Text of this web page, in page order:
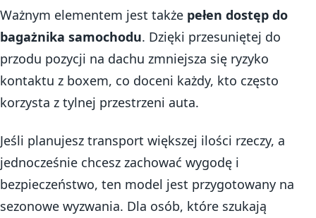
Ważnym elementem jest także pełen dostęp do
bagażnika samochodu. Dzięki przesuniętej do
przodu pozycji na dachu zmniejsza się ryzyko
kontaktu z boxem, co doceni każdy, kto często
korzysta z tylnej przestrzeni auta.
Jeśli planujesz transport większej ilości rzeczy, a
jednocześnie chcesz zachować wygodę i
bezpieczeństwo, ten model jest przygotowany na
sezonowe wyzwania. Dla osób, które szukają